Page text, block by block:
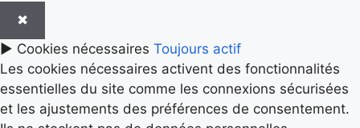
✖
► Cookies nécessaires Toujours actif
Les cookies nécessaires activent des fonctionnalités
essentielles du site comme les connexions sécurisées
et les ajustements des préférences de consentement.